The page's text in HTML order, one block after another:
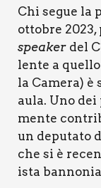
Chi segue la
otto­bre
spea­ker del
len­te a
la Came­ra) è
aula. Uno
men­te
un depu­ta­to
che si è
i­sta